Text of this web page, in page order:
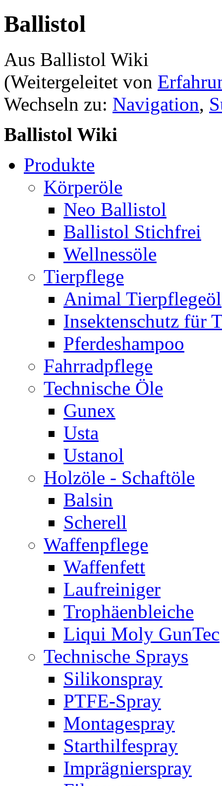
Ballistol
Aus Ballistol Wiki
(Weitergeleitet von
Wechseln zu: Navigation,
Ballistol Wiki
Produkte
Körperöle
Neo Ballistol
Ballistol Stichfrei
Wellnessöle
Tierpflege
Animal Tierpflegeöl
Insektenschutz für
Pferdeshampoo
Fahrradpflege
Technische Öle
Gunex
Usta
Ustanol
Holzöle - Schaftöle
Balsin
Scherell
Waffenpflege
Waffenfett
Laufreiniger
Trophäenbleiche
Liqui Moly GunTec
Technische Sprays
Silikonspray
PTFE-Spray
Montagespray
Starthilfespray
Imprägnierspray